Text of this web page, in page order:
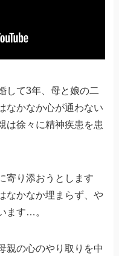
して3年、母と娘の二
なかなか心が通わない
は徐々に精神疾患を患
寄り添おうとします
なかなか埋まらず、や
ます…。
親の心のやり取りを中